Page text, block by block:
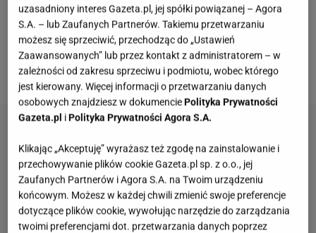
egzotycznych, przypraw oraz akcesoriów
niemowlęcych. Już od 30 czerwca sieć sklepów
Biedronka zapowiedziała zmiany cen swojego
asortymentu.
uzasadniony interes Gazeta.pl, jej spółki powiązanej – Agora
S.A. – lub Zaufanych Partnerów. Takiemu przetwarzaniu
możesz się sprzeciwić, przechodząc do „Ustawień
Zaawansowanych” lub przez kontakt z administratorem – w
zależności od zakresu sprzeciwu i podmiotu, wobec którego
jest kierowany. Więcej informacji o przetwarzaniu danych
osobowych znajdziesz w dokumenciePolityka Prywatności
Gazeta.pl iPolityka Prywatności Agora S.A.
Klikając „Akceptuję” wyrażasz też zgodę na zainstalowanie i
przechowywanie plików cookie Gazeta.pl sp. z o.o., jej
Zaufanych Partnerów i Agora S.A. na Twoim urządzeniu
końcowym. Możesz w każdej chwili zmienić swoje preferencje
dotyczące plików cookie, wywołując narzędzie do zarządzania
twoimi preferencjami dot. przetwarzania danych poprzez